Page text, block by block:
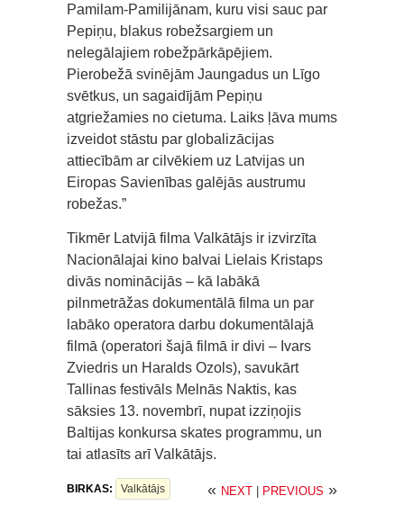
Pamilam-Pamilijānam, kuru visi sauc par
Pepiņu, blakus robežsargiem un
nelegālajiem robežpārkāpējiem.
Pierobežā svinējām Jaungadus un Līgo
svētkus, un sagaidījām Pepiņu
atgriežamies no cietuma. Laiks ļāva mums
izveidot stāstu par globalizācijas
attiecībām ar cilvēkiem uz Latvijas un
Eiropas Savienības galējās austrumu
robežas.”
Tikmēr Latvijā filma Valkātājs ir izvirzīta
Nacionālajai kino balvai Lielais Kristaps
divās nominācijās – kā labākā
pilnmetrāžas dokumentālā filma un par
labāko operatora darbu dokumentālajā
filmā (operatori šajā filmā ir divi – Ivars
Zviedris un Haralds Ozols), savukārt
Tallinas festivāls Melnās Naktis, kas
sāksies 13. novembrī, nupat izziņojis
Baltijas konkursa skates programmu, un
tai atlasīts arī Valkātājs.
BIRKAS: Valkātājs « NEXT PREVIOUS »